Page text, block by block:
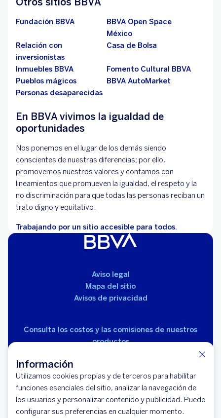
Información
Utilizamos cookies propias y de terceros para habilitar
funciones esenciales del sitio, analizar la navegación de
los usuarios y personalizar contenido y publicidad. Puede
configurar sus preferencias en cualquier momento.
Fundación BBVA
BBVA Open Space
México
Relación con
inversionistas
Casa de Bolsa
Inmuebles BBVA
Fomento Cultural BBVA
Pueblos mágicos
BBVA AutoMarket
Personas desaparecidas
En BBVA vivimos la igualdad de
oportunidades
Nos ponemos en el lugar de los demás siendo
conscientes de nuestras diferencias; por ello,
promovemos nuestros valores y contamos con
lineamientos que promueven la igualdad, el respeto y la
no discriminación para que todas las personas reciban un
trato digno y equitativo.
Trabajando por un sitio accesible para todos.
Aviso legal
Mapa del sitio
Avisos de privacidad
Consulta los costos y las comisiones de nuestros
productos
© 2026 BBVA México, S.A., Institución de Banca